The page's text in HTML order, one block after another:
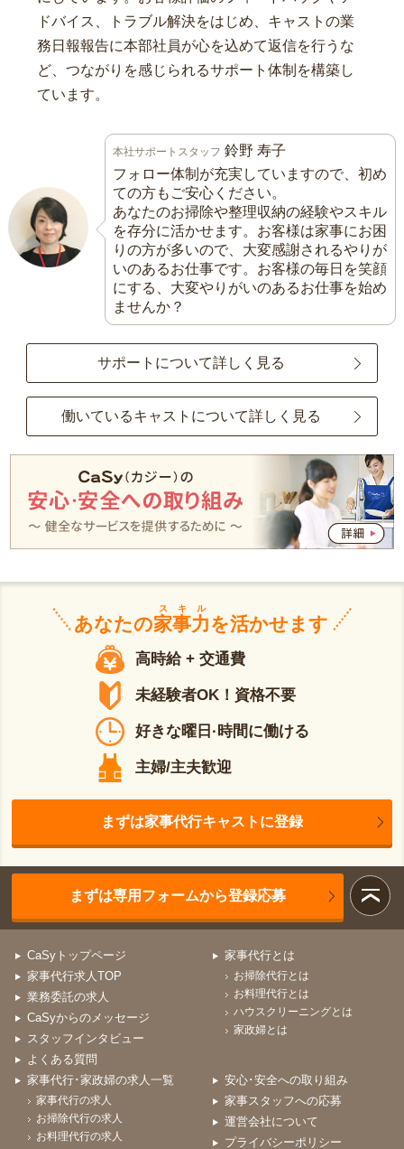
ドバイス、トラブル解決をはじめ、キャストの業
務日報報告に本部社員が心を込めて返信を行うな
ど、つながりを感じられるサポート体制を構築し
ています。
本社サポートスタッフ 鈴野 寿子
フォロー体制が充実していますので、初め
ての方もご安心ください。
あなたのお掃除や整理収納の経験やスキル
を存分に活かせます。お客様は家事にお困
りの方が多いので、大変感謝されるやりが
いのあるお仕事です。お客様の毎日を笑顔
にする、大変やりがいのあるお仕事を始め
ませんか？
サポートについて詳しく見る
働いているキャストについて詳しく見る
あなたの家事力
スキル
を活かせます
高時給 + 交通費
未経験者OK！資格不要
好きな曜日·時間に働ける
主婦/主夫歓迎
まずは家事代行キャストに登録
まずは専用フォームから登録応募
CaSyトップページ
家事代行求人TOP
業務委託の求人
CaSyからのメッセージ
スタッフインタビュー
よくある質問
家事代行とは
お掃除代行とは
お料理代行とは
ハウスクリーニングとは
家政婦とは
家事代行･家政婦の求人一覧
家事代行の求人
お掃除代行の求人
お料理代行の求人
安心･安全への取り組み
家事スタッフへの応募
運営会社について
プライバシーポリシー